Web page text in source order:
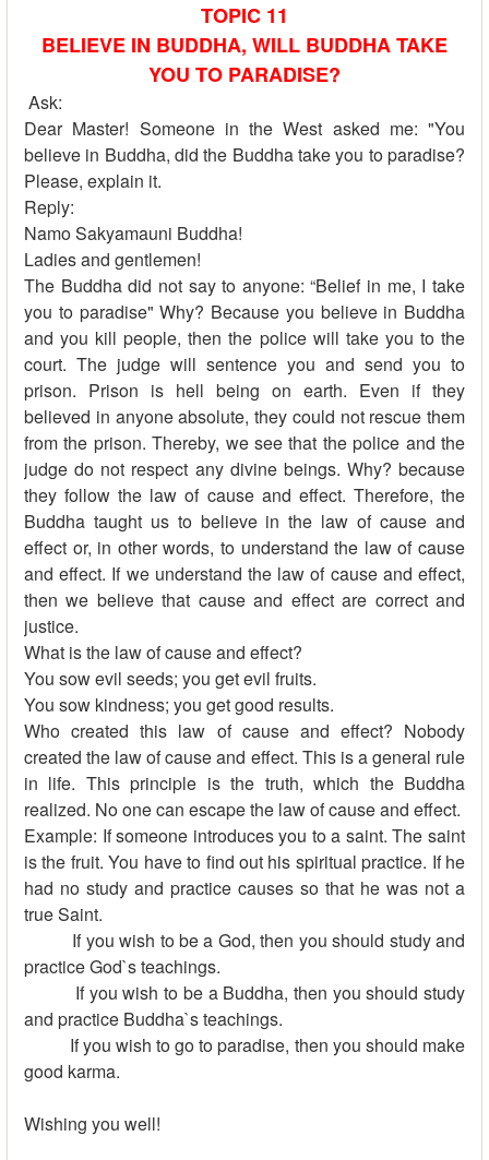
TOPIC 11
BELIEVE IN BUDDHA, WILL BUDDHA TAKE
YOU TO PARADISE?
Ask:
Dear Master! Someone in the West asked me: "You
believe in Buddha, did the Buddha take you to paradise?
Please, explain it.
Reply:
Namo Sakyamauni Buddha!
Ladies and gentlemen!
The Buddha did not say to anyone: “Belief in me, I take
you to paradise" Why? Because you believe in Buddha
and you kill people, then the police will take you to the
court. The judge will sentence you and send you to
prison. Prison is hell being on earth. Even if they
believed in anyone absolute, they could not rescue them
from the prison. Thereby, we see that the police and the
judge do not respect any divine beings. Why? because
they follow the law of cause and effect. Therefore, the
Buddha taught us to believe in the law of cause and
effect or, in other words, to understand the law of cause
and effect. If we understand the law of cause and effect,
then we believe that cause and effect are correct and
justice.
What is the law of cause and effect?
You sow evil seeds; you get evil fruits.
You sow kindness; you get good results.
Who created this law of cause and effect? Nobody
created the law of cause and effect. This is a general rule
in life. This principle is the truth, which the Buddha
realized. No one can escape the law of cause and effect.
Example: If someone introduces you to a saint. The saint
is the fruit. You have to find out his spiritual practice. If he
had no study and practice causes so that he was not a
true Saint.
If you wish to be a God, then you should study and
practice God`s teachings.
If you wish to be a Buddha, then you should study
and practice Buddha`s teachings.
If you wish to go to paradise, then you should make
good karma.
Wishing you well!